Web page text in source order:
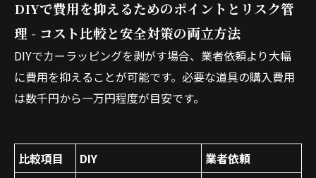
DIYで費用を抑えるためのポイントとリスク管
理 - コスト比較と安全対策の両立方法
DIYでカーラッピングを剥がす場合、業者依頼より大幅
に費用を抑えることが可能です。必要な道具の購入費用
は数千円から一万円程度が目安です。
比較項目 DIY 業者依頼